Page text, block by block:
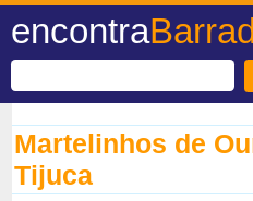
encontra
Martelinhos de
Tijuca